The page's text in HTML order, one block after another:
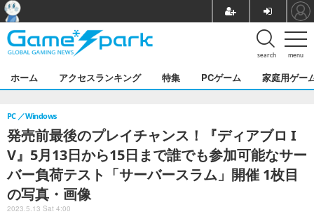
menu
search
ホーム アクセスランキング 特集 PCゲーム 家庭用ゲー
発売前最後のプレイチャンス！『ディアブロ I
V』5月13日から15日まで誰でも参加可能なサー
バー負荷テスト「サーバースラム」開催 1枚目
の写真・画像
PC Windows
2023.5.13 Sat 4:00